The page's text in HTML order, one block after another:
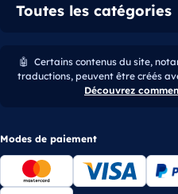
Toutes les catégories
🤖 Certains contenus du site,
traductions, peuvent être créés
Découvrez
Modes de paiement